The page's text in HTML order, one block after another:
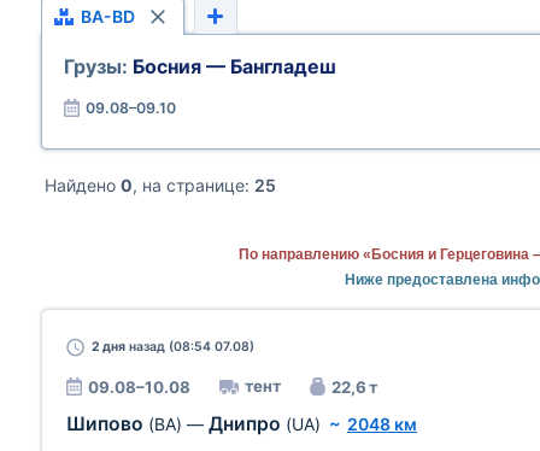
BA-BD
Грузы: Босния — Бангладеш
09.08–09.10
Найдено 0, на странице: 25
По направлению «Босния и
Ниже предоставлена
2 дня назад (08:54 07.08)
09.08–10.08 тент 22,6 т
Шипово (BA) — Днипро (UA) ~ 2048 км